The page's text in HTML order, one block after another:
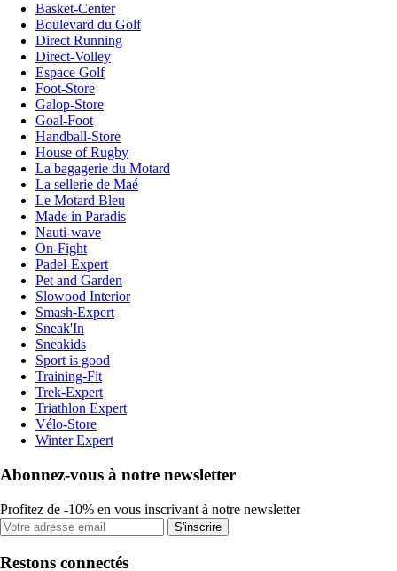
Basket-Center
Boulevard du Golf
Direct Running
Direct-Volley
Espace Golf
Foot-Store
Galop-Store
Goal-Foot
Handball-Store
House of Rugby
La bagagerie du Motard
La sellerie de Maé
Le Motard Bleu
Made in Paradis
Nauti-wave
On-Fight
Padel-Expert
Pet and Garden
Slowood Interior
Smash-Expert
Sneak'In
Sneakids
Sport is good
Training-Fit
Trek-Expert
Triathlon Expert
Vélo-Store
Winter Expert
Abonnez-vous à notre newsletter
Profitez de -10% en vous inscrivant à notre newsletter
S'inscrire
Restons connectés